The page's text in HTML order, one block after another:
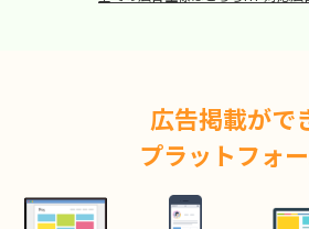
広告掲載がで
プラットフォ